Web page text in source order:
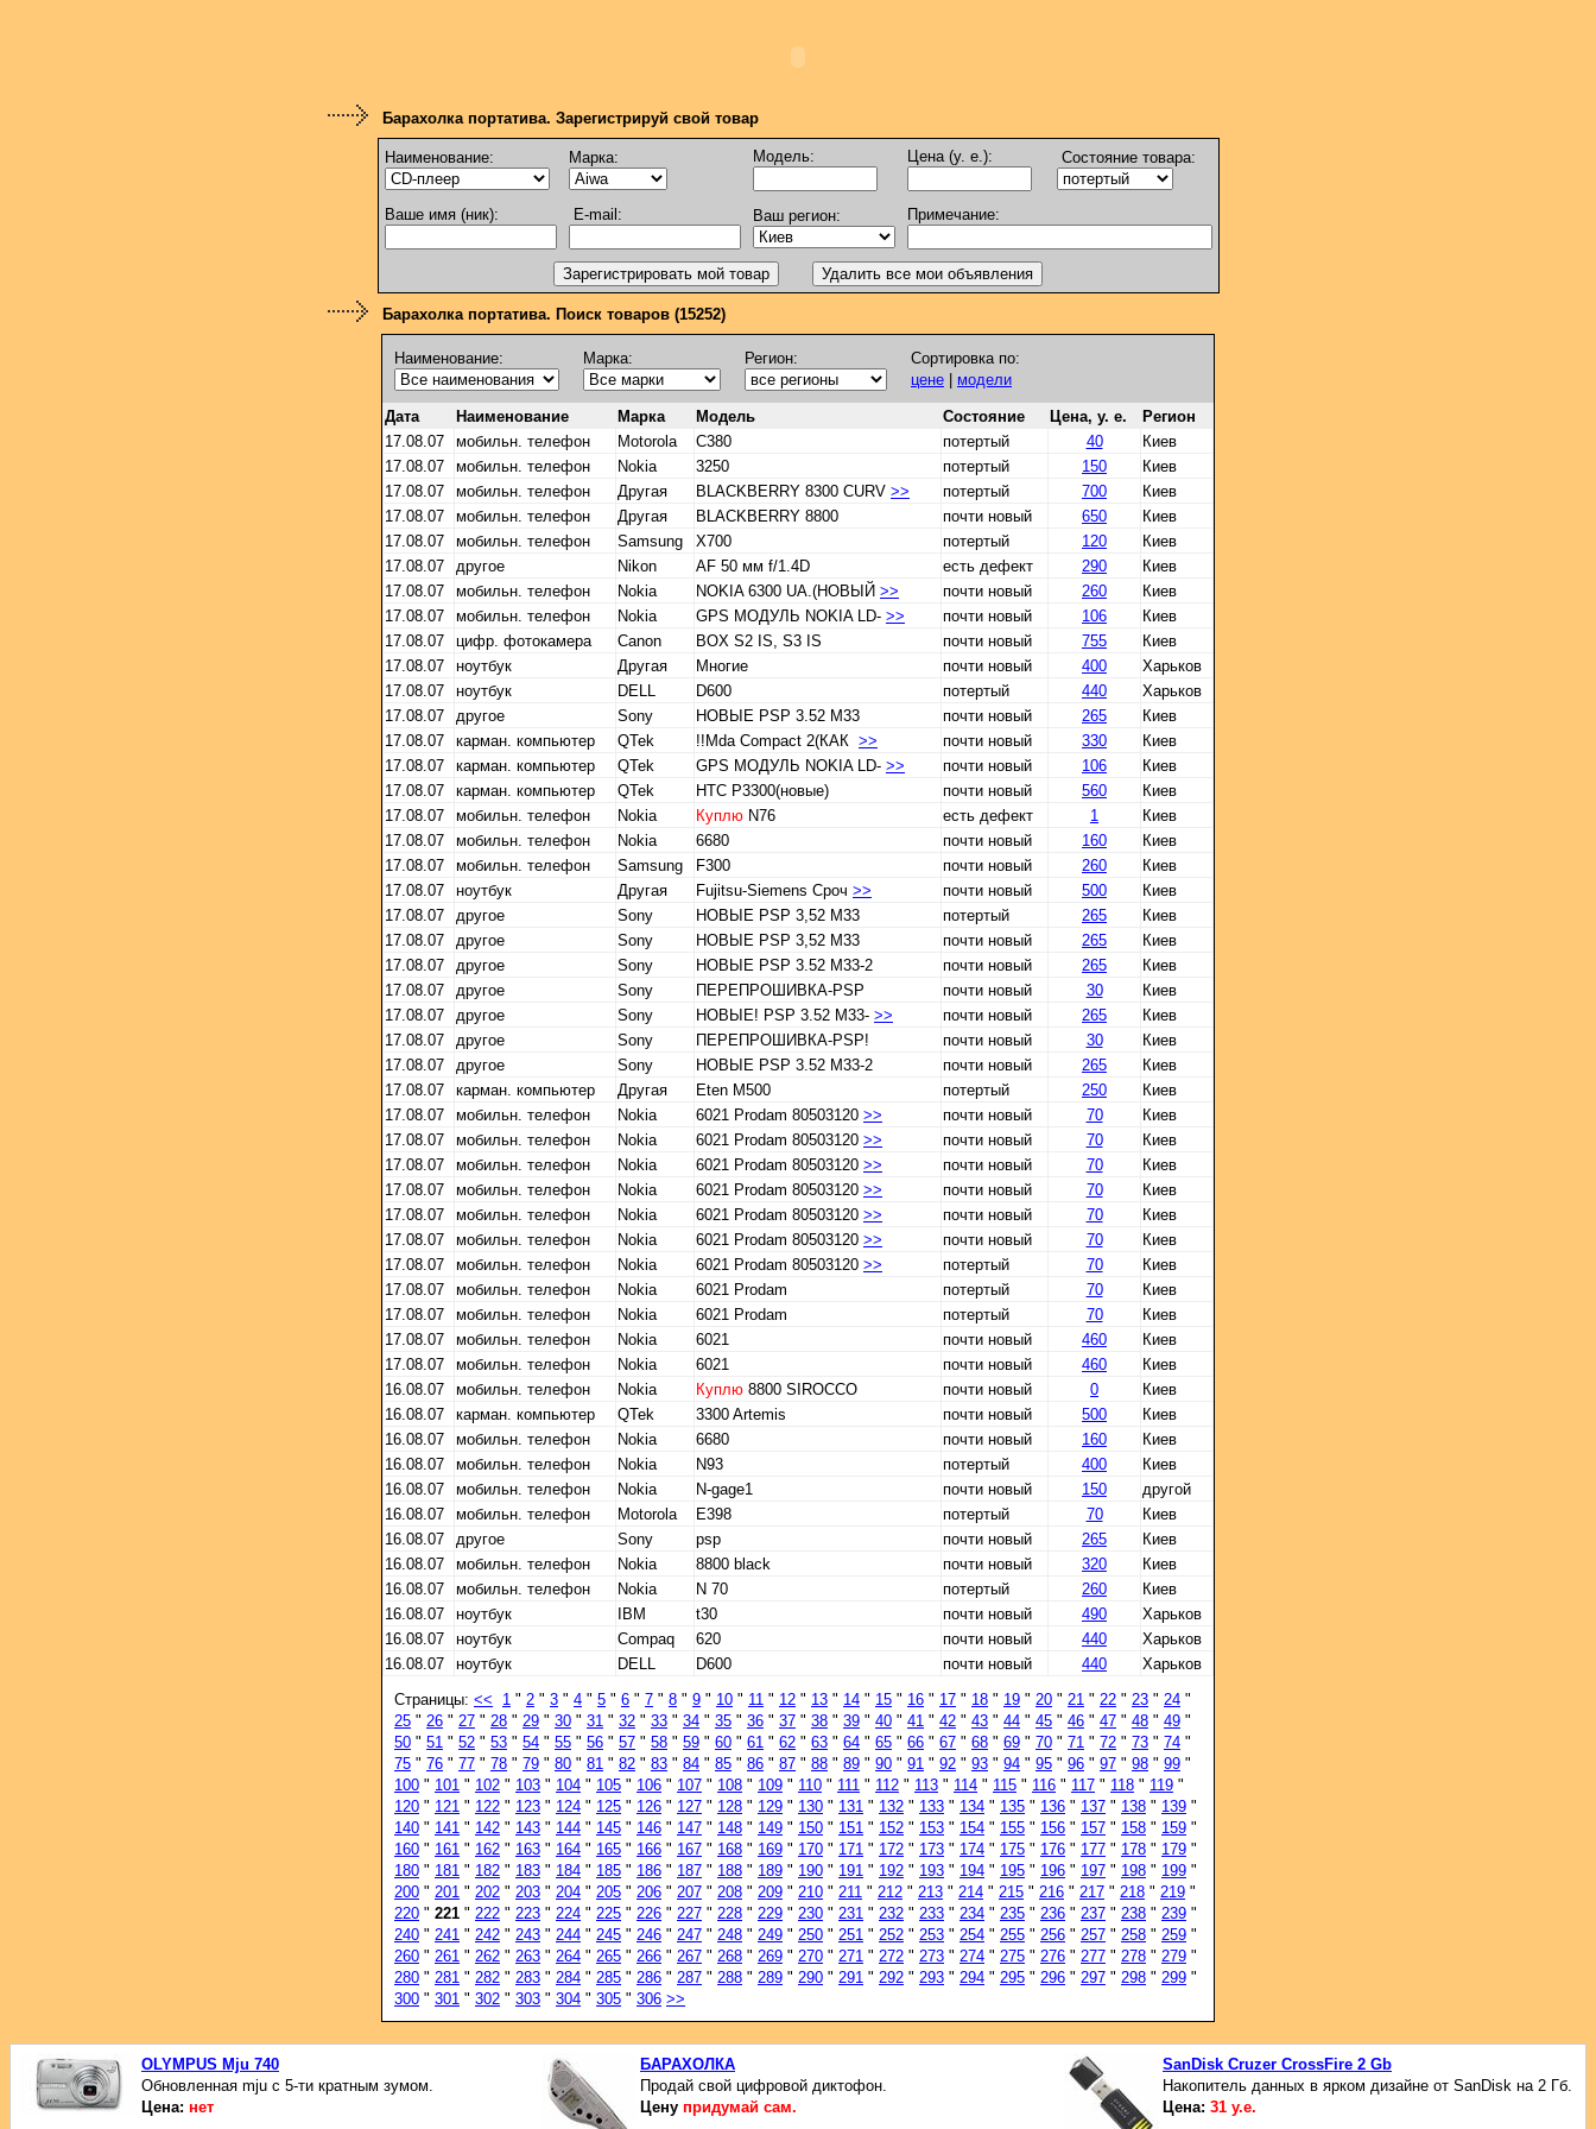
Барахолка портатива. Зарегистрируй свой товар
Наименование: Марка: Модель: Цена (у. е.): Состояние товара:
Ваше имя (ник): E-mail: Ваш регион: Примечание:
Барахолка портатива. Поиск товаров (15252)
Наименование: Марка: Регион:
Сортировка по:
цене
модели
Дата Наименование Марка Модель Состояние Цена, у. е.
Регион
17.08.07
мобильн. телефон Motorola C380 потертый 40
Киев
17.08.07
мобильн. телефон Nokia 3250 потертый 150
Киев
17.08.07
мобильн. телефон Другая BLACKBERRY 8300 CURV >> потертый 700
Киев
17.08.07
мобильн. телефон Другая BLACKBERRY 8800 почти новый 650
Киев
17.08.07
мобильн. телефон Samsung X700 потертый 120
Киев
17.08.07
другое Nikon AF 50 мм f/1.4D есть дефект 290
Киев
17.08.07
мобильн. телефон Nokia NOKIA 6300 UA.(НОВЫЙ >> почти новый 260
Киев
17.08.07
мобильн. телефон Nokia GPS МОДУЛЬ NOKIA LD- >> почти новый 106
Киев
17.08.07
цифр. фотокамера Canon BOX S2 IS, S3 IS почти новый 755
Киев
17.08.07
ноутбук Другая Многие почти новый 400
Харьков
17.08.07
ноутбук DELL D600 потертый 440
Харьков
17.08.07
другое Sony НОВЫE PSP 3.52 M33 почти новый 265
Киев
17.08.07
карман. компьютер QTek !!Mda Compact 2(КАК >> почти новый 330
Киев
17.08.07
карман. компьютер QTek GPS МОДУЛЬ NOKIA LD- >> почти новый 106
Киев
17.08.07
карман. компьютер QTek HTC P3300(новые) почти новый 560
Киев
17.08.07
мобильн. телефон Nokia Куплю N76 есть дефект 1
Киев
17.08.07
мобильн. телефон Nokia 6680 почти новый 160
Киев
17.08.07
мобильн. телефон Samsung F300 почти новый 260
Киев
17.08.07
ноутбук Другая Fujitsu-Siemens Сроч >> почти новый 500
Киев
17.08.07
другое Sony НОВЫE PSP 3,52 M33 потертый 265
Киев
17.08.07
другое Sony НОВЫE PSP 3,52 M33 почти новый 265
Киев
17.08.07
другое Sony HОBЫE PSP 3.52 M33-2 почти новый 265
Киев
17.08.07
другое Sony ПЕРЕПРОШИВКА-PSP почти новый 30
Киев
17.08.07
другое Sony НОВЫЕ! PSP 3.52 M33- >> почти новый 265
Киев
17.08.07
другое Sony ПЕРЕПРОШИВКА-PSP! почти новый 30
Киев
17.08.07
другое Sony НОВЫЕ PSP 3.52 M33-2 почти новый 265
Киев
17.08.07
карман. компьютер Другая Eten M500 потертый 250
Киев
17.08.07
мобильн. телефон Nokia 6021 Prodam 80503120 >> почти новый 70
Киев
17.08.07
мобильн. телефон Nokia 6021 Prodam 80503120 >> почти новый 70
Киев
17.08.07
мобильн. телефон Nokia 6021 Prodam 80503120 >> почти новый 70
Киев
17.08.07
мобильн. телефон Nokia 6021 Prodam 80503120 >> почти новый 70
Киев
17.08.07
мобильн. телефон Nokia 6021 Prodam 80503120 >> почти новый 70
Киев
17.08.07
мобильн. телефон Nokia 6021 Prodam 80503120 >> почти новый 70
Киев
17.08.07
мобильн. телефон Nokia 6021 Prodam 80503120 >> потертый 70
Киев
17.08.07
мобильн. телефон Nokia 6021 Prodam потертый 70
Киев
17.08.07
мобильн. телефон Nokia 6021 Prodam потертый 70
Киев
17.08.07
мобильн. телефон Nokia 6021 почти новый 460
Киев
17.08.07
мобильн. телефон Nokia 6021 почти новый 460
Киев
16.08.07
мобильн. телефон Nokia Куплю 8800 SIROCCO почти новый 0
Киев
16.08.07
карман. компьютер QTek 3300 Artemis почти новый 500
Киев
16.08.07
мобильн. телефон Nokia 6680 почти новый 160
Киев
16.08.07
мобильн. телефон Nokia N93 потертый 400
Киев
16.08.07
мобильн. телефон Nokia N-gage1 почти новый 150
другой
16.08.07
мобильн. телефон Motorola E398 потертый 70
Киев
16.08.07
другое Sony psp почти новый 265
Киев
16.08.07
мобильн. телефон Nokia 8800 black почти новый 320
Киев
16.08.07
мобильн. телефон Nokia N 70 потертый 260
Киев
16.08.07
ноутбук IBM t30 почти новый 490
Харьков
16.08.07
ноутбук Compaq 620 почти новый 440
Харьков
16.08.07
ноутбук DELL D600 почти новый 440
Харьков
Страницы: << 1 " 2 " 3 " 4 " 5 " 6 " 7 " 8 " 9 " 10 " 11 " 12 " 13 " 14 " 15 " 16 " 17 " 18 " 19 " 20 " 21 " 22 " 23 " 24 "
25 " 26 " 27 " 28 " 29 " 30 " 31 " 32 " 33 " 34 " 35 " 36 " 37 " 38 " 39 " 40 " 41 " 42 " 43 " 44 " 45 " 46 " 47 " 48 " 49 "
50 " 51 " 52 " 53 " 54 " 55 " 56 " 57 " 58 " 59 " 60 " 61 " 62 " 63 " 64 " 65 " 66 " 67 " 68 " 69 " 70 " 71 " 72 " 73 " 74 "
75 " 76 " 77 " 78 " 79 " 80 " 81 " 82 " 83 " 84 " 85 " 86 " 87 " 88 " 89 " 90 " 91 " 92 " 93 " 94 " 95 " 96 " 97 " 98 " 99 "
100 " 101 " 102 " 103 " 104 " 105 " 106 " 107 " 108 " 109 " 110 " 111 " 112 " 113 " 114 " 115 " 116 " 117 " 118 " 119 "
120 " 121 " 122 " 123 " 124 " 125 " 126 " 127 " 128 " 129 " 130 " 131 " 132 " 133 " 134 " 135 " 136 " 137 " 138 " 139 "
140 " 141 " 142 " 143 " 144 " 145 " 146 " 147 " 148 " 149 " 150 " 151 " 152 " 153 " 154 " 155 " 156 " 157 " 158 " 159 "
160 " 161 " 162 " 163 " 164 " 165 " 166 " 167 " 168 " 169 " 170 " 171 " 172 " 173 " 174 " 175 " 176 " 177 " 178 " 179 "
180 " 181 " 182 " 183 " 184 " 185 " 186 " 187 " 188 " 189 " 190 " 191 " 192 " 193 " 194 " 195 " 196 " 197 " 198 " 199 "
200 " 201 " 202 " 203 " 204 " 205 " 206 " 207 " 208 " 209 " 210 " 211 " 212 " 213 " 214 " 215 " 216 " 217 " 218 " 219 "
220 " 221 " 222 " 223 " 224 " 225 " 226 " 227 " 228 " 229 " 230 " 231 " 232 " 233 " 234 " 235 " 236 " 237 " 238 " 239 "
240 " 241 " 242 " 243 " 244 " 245 " 246 " 247 " 248 " 249 " 250 " 251 " 252 " 253 " 254 " 255 " 256 " 257 " 258 " 259 "
260 " 261 " 262 " 263 " 264 " 265 " 266 " 267 " 268 " 269 " 270 " 271 " 272 " 273 " 274 " 275 " 276 " 277 " 278 " 279 "
280 " 281 " 282 " 283 " 284 " 285 " 286 " 287 " 288 " 289 " 290 " 291 " 292 " 293 " 294 " 295 " 296 " 297 " 298 " 299 "
300 " 301 " 302 " 303 " 304 " 305 " 306 >>
OLYMPUS Mju 740
Обновленная mju с 5-ти кратным зумом.
Цена: нет
БАРАХОЛКА
Продай свой цифровой диктофон.
Цену придумай сам.
SanDisk Cruzer CrossFire 2 Gb
Накопитель данных в ярком дизайне от SanDisk на 2 Гб.
Цена: 31 у.е.